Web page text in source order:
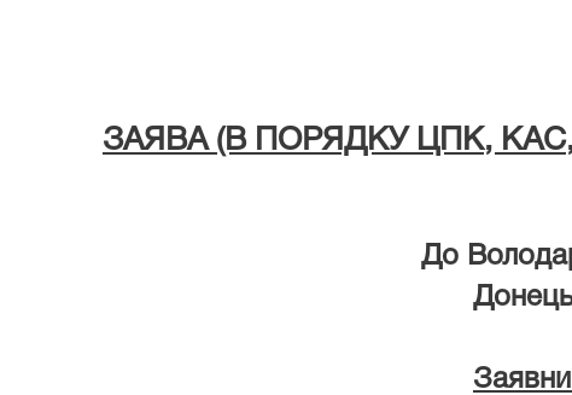
ЗАЯВА (В ПОРЯДКУ ЦПК,
До
Донецької